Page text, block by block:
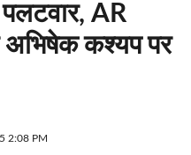
AR
कश्यप पर
2:08 PM